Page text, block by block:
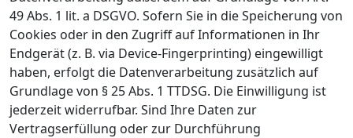
49 Abs. 1 lit. a DSGVO. Sofern Sie in die Speicherung von
Cookies oder in den Zugriff auf Informationen in Ihr
Endgerät (z. B. via Device-Fingerprinting) eingewilligt
haben, erfolgt die Datenverarbeitung zusätzlich auf
Grundlage von § 25 Abs. 1 TTDSG. Die Einwilligung ist
jederzeit widerrufbar. Sind Ihre Daten zur
Vertragserfüllung oder zur Durchführung